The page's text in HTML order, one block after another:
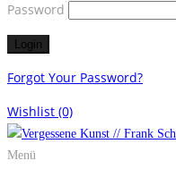
Password
Forgot Your Password?
Wishlist (0)
Menü